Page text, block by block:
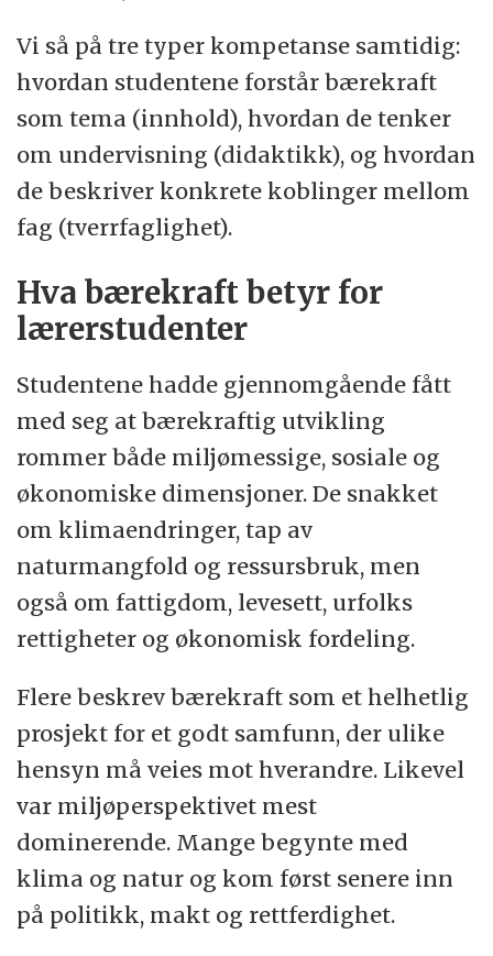
Vi så på tre typer kompetanse samtidig:
hvordan studentene forstår bærekraft
som tema (innhold), hvordan de tenker
om undervisning (didaktikk), og hvordan
de beskriver konkrete koblinger mellom
fag (tverrfaglighet).
Hva bærekraft betyr for
lærerstudenter
Studentene hadde gjennomgående fått
med seg at bærekraftig utvikling
rommer både miljømessige, sosiale og
økonomiske dimensjoner. De snakket
om klimaendringer, tap av
naturmangfold og ressursbruk, men
også om fattigdom, levesett, urfolks
rettigheter og økonomisk fordeling.
Flere beskrev bærekraft som et helhetlig
prosjekt for et godt samfunn, der ulike
hensyn må veies mot hverandre. Likevel
var miljøperspektivet mest
dominerende. Mange begynte med
klima og natur og kom først senere inn
på politikk, makt og rettferdighet.